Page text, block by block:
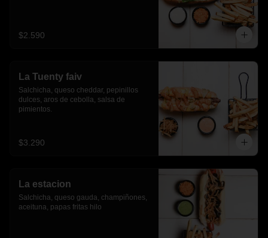
$2.590
La Tuenty faiv
Salchicha, queso cheddar, pepinillos
dulces, aros de cebolla, salsa de
pimientos.
$3.290
La estacion
Salchicha, queso gauda, champiñones,
aceituna, papas fritas hilo